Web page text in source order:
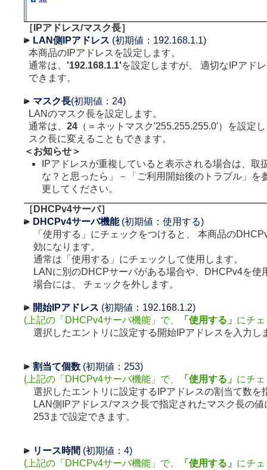
［IPアドレス/マスク長］
LAN側IPアドレス (初期値：192.168.1.1)
本商品のIPアドレスを設定します。
通常は、 '192.168.1.1'を設定しますが、 適切なIPアド
できます。
マスク長(初期値：24)
LANのマスク長を設定します。
通常は、 24 （＝ネットマスク'255.255.255.0'）を設定
スク長に変えることもできます。
＜お知らせ＞
IPアドレスが重複していると表示される場合は、取
な？と思ったら」－「ご利用開始後のトラブル」を
更してください。
［DHCPv4サーバ］
DHCPv4サーバ機能(初期値：使用する)
「使用する」にチェックをつけると、 本商品の
効になります。
通常は「使用する」にチェックして使用します。
LANに別のDHCPサーバがある場合や、DHCPv4を使
場合には、 チェックを外します。
開始IPアドレス (初期値：192.168.1.2)
(上記の「DHCPv4サーバ機能」で、
「使用する」 にチ
選択したエントリに設定する開始IPアドレスを入力し
割当て個数 (初期値：253)
(上記の「DHCPv4サーバ機能」で、
「使用する」 にチ
選択したエントリに設定するIPアドレスの割当て数を
LAN側IPアドレス/マスク長で指定されたマスク長の
253まで設定できます。
リース時間 (初期値：4)
(上記の「DHCPv4サーバ機能」で、
「使用する」 にチ